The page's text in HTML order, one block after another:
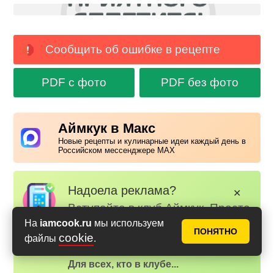
На iamcook.ru мы используем
файлы cookie.
ПОНЯТНО
Сообщить об ошибке в рецепте
PDF с фото PDF без фото
Аймкук в Макс
Новые рецепты и кулинарные идеи каждый день в
Российском мессенджере MAX
Надоела реклама?
Вступайте в клуб Аймкук. Просто
зарегистируйтесь
иливойдите
на наш сайт через Яндекс или
ВК.
Для всех, кто в клубе...
✕